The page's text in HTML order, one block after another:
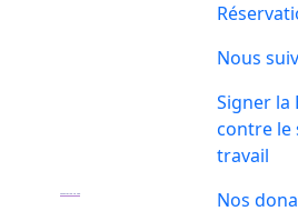
Association Le Cap
Nous
Signer la
contre le
travail
Nos